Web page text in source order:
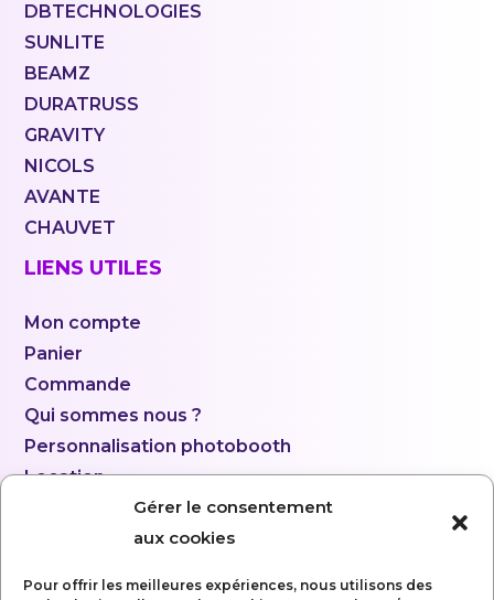
Gérer le consentement
aux cookies
Pour offrir les meilleures expériences, nous utilisons des
DBTECHNOLOGIES
SUNLITE
BEAMZ
DURATRUSS
GRAVITY
NICOLS
AVANTE
CHAUVET
LIENS UTILES
Mon compte
Panier
Commande
Qui sommes nous ?
Personnalisation photobooth
Location